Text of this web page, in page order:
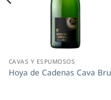
CAVAS Y ESPUMOSOS
Hoya de Cadenas Cava